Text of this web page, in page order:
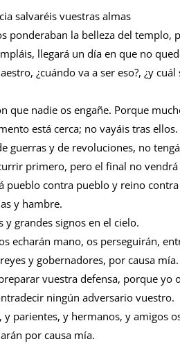
salvaréis vuestras almas
ponderaban la belleza del templo,
llegará un día en que no
¿cuándo va a ser eso?, ¿y
que nadie os engañe. Porque
está cerca; no vayáis tras ellos.
guerras y de revoluciones, no
primero, pero el final no vendrá
pueblo contra pueblo y reino
y hambre.
y grandes signos en el cielo.
echarán mano, os perseguirán,
y gobernadores, por causa
vuestra defensa, porque yo
ningún adversario vuestro.
y parientes, y hermanos, y amigos
por causa mía.